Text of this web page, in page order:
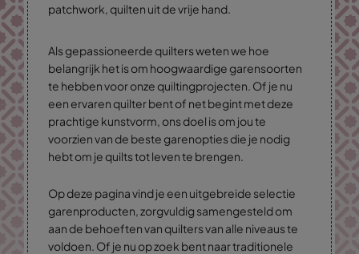
patchwork, quilten uit de vrije hand.
Als gepassioneerde quilters weten we hoe
belangrijk het is om hoogwaardige garensoorten
te hebben voor onze quiltingprojecten. Of je nu
een ervaren quilter bent of net begint met deze
prachtige kunstvorm, ons doel is om jou te
voorzien van de beste garenopties die je nodig
hebt om je quilts tot leven te brengen.
Op deze pagina vind je een uitgebreide selectie
garenproducten, zorgvuldig samengesteld om
aan de behoeften van quilters van alle niveaus te
voldoen. Of je nu op zoek bent naar traditionele